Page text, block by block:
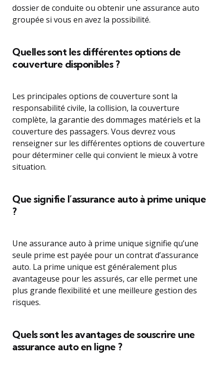
dossier de conduite ou obtenir une assurance auto
groupée si vous en avez la possibilité.
Quelles sont les différentes options de
couverture disponibles ?
Les principales options de couverture sont la
responsabilité civile, la collision, la couverture
complète, la garantie des dommages matériels et la
couverture des passagers. Vous devrez vous
renseigner sur les différentes options de couverture
pour déterminer celle qui convient le mieux à votre
situation.
Que signifie l’assurance auto à prime unique
?
Une assurance auto à prime unique signifie qu’une
seule prime est payée pour un contrat d’assurance
auto. La prime unique est généralement plus
avantageuse pour les assurés, car elle permet une
plus grande flexibilité et une meilleure gestion des
risques.
Quels sont les avantages de souscrire une
assurance auto en ligne ?